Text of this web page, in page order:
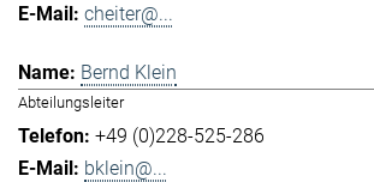
cheiter@...
Bernd Klein
Abteilungsleiter
+49 (0)228-525-286
bklein@...